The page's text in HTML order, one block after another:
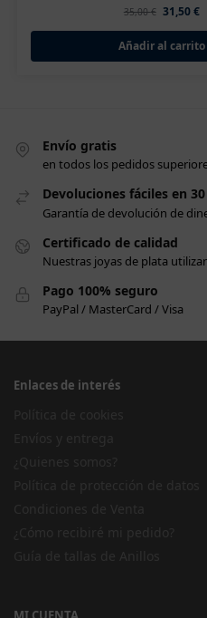
35,00€ 31,50€
Añadir al carrito
Envío gratis
en todos los pedidos
Devoluciones fáciles en
Garantía de devolución de
Certificado de calidad
Nuestras joyas de plata
Pago 100% seguro
PayPal / MasterCard / Visa
Enlaces de interés